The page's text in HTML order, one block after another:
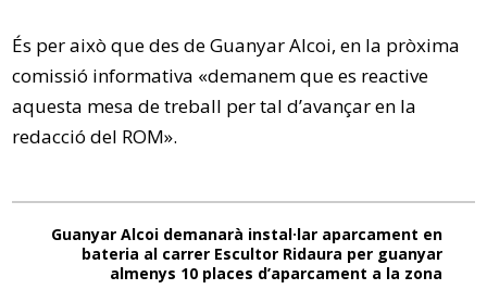
És per això que des de Guanyar Alcoi, en la pròxima
comissió informativa «demanem que es reactive
aquesta mesa de treball per tal d’avançar en la
redacció del ROM».
Guanyar Alcoi demanarà instal·lar aparcament en
bateria al carrer Escultor Ridaura per guanyar
almenys 10 places d’aparcament a la zona